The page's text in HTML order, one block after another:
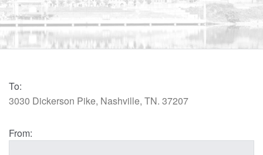
To:
3030 Dickerson Pike, Nashville, TN. 37207
From: